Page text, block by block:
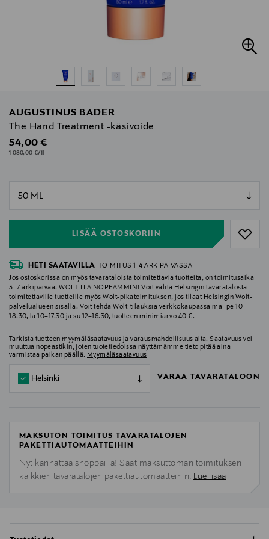
AUGUSTINUS BADER
The Hand Treatment -käsivoide
Original Price
54,00 €
1 080,00 €/1l
LISÄÄ OSTOSKORIIN
HETI SAATAVILLA
TOIMITUS 1-4 ARKIPÄIVÄSSÄ
Jos ostoskorissa on myös tavarataloista toimitettavia tuotteita, on toimitusaika
3–7 arkipäivää. WOLTILLA NOPEAMMIN! Voit valita Helsingin tavaratalosta
toimitettaville tuotteille myös Wolt-pikatoimituksen, jos tilaat Helsingin Wolt-
palvelualueen sisällä. Voit tehdä Wolt-tilauksia verkkokaupassa ma–pe 10–
18.30, la 10–17.30 ja su 12–16.30, tuotteen minimiarvo 40 €.
Tarkista tuotteen myymäläsaatavuus ja varausmahdollisuus alta. Saatavuus voi
muuttua nopeastikin, joten tuotetiedoissa näyttämämme tieto pitää aina
varmistaa paikan päällä. Myymäläsaatavuus
Helsinki VARAA TAVARATALOON
MAKSUTON TOIMITUS TAVARATALOJEN
PAKETTIAUTOMAATTEIHIN
Nyt kannattaa shoppailla! Saat maksuttoman toimituksen
kaikkien tavaratalojen pakettiautomaatteihin. Lue lisää